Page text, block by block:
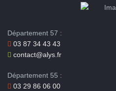
Département 57 :
03 87 34 43 43
contact@alys.fr
Département 55 :
03 29 86 06 00